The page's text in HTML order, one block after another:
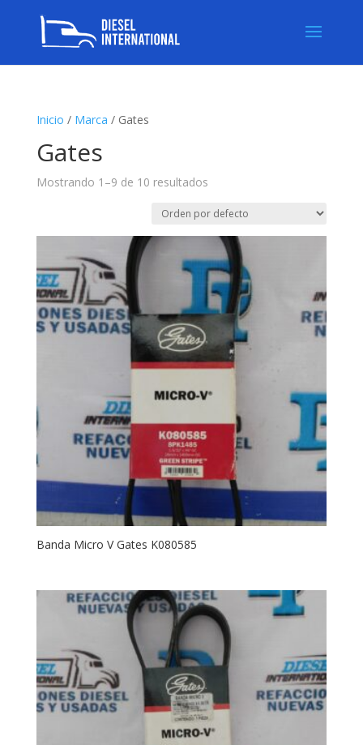
Inicio / Marca / Gates
Gates
Mostrando 1–9 de 10 resultados
Banda Micro V Gates K080585